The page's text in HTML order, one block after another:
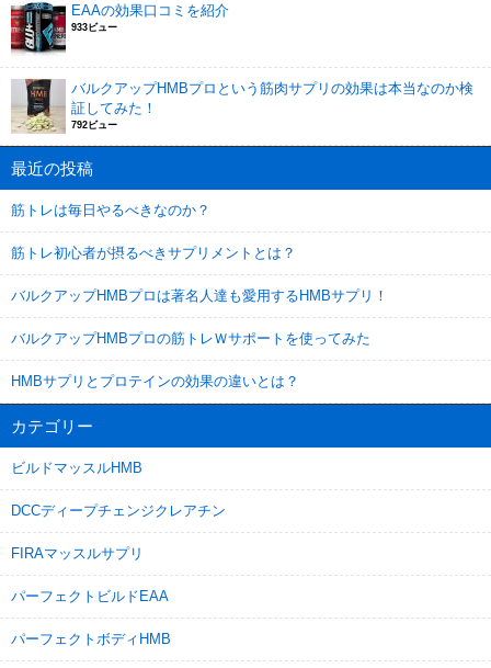
EAAの効果口コミを紹介
933ビュー
バルクアップHMBプロという筋肉サプリの効果は本当なのか検
証してみた！
792ビュー
最近の投稿
筋トレは毎日やるべきなのか？
筋トレ初心者が摂るべきサプリメントとは？
バルクアップHMBプロは著名人達も愛用するHMBサプリ！
バルクアップHMBプロの筋トレＷサポートを使ってみた
HMBサプリとプロテインの効果の違いとは？
カテゴリー
ビルドマッスルHMB
DCCディープチェンジクレアチン
FIRAマッスルサプリ
パーフェクトビルドEAA
パーフェクトボディHMB